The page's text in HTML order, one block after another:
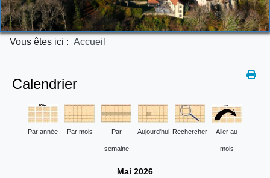
Vous êtes ici : Accueil
Calendrier
Par année Par mois Par
semaine
Aujourd'hui Rechercher Aller au
mois
Mai 2026